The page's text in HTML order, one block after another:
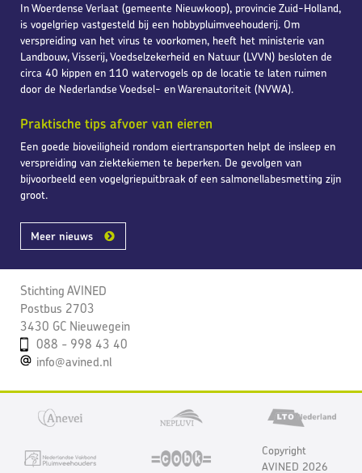
In Woerdense Verlaat (gemeente Nieuwkoop), provincie Zuid-Holland,
is vogelgriep vastgesteld bij een hobbypluimveehouderij. Om
verspreiding van het virus te voorkomen, heeft het ministerie van
Landbouw, Visserij, Voedselzekerheid en Natuur (LVVN) besloten de
circa 40 kippen en 110 watervogels op de locatie te laten ruimen
door de Nederlandse Voedsel- en Warenautoriteit (NVWA).
Praktische tips afvoer van eieren
Een goede bioveiligheid rondom eiertransporten helpt de insleep en
verspreiding van ziektekiemen te beperken. De gevolgen van
bijvoorbeeld een vogelgriepuitbraak of een salmonellabesmetting zijn
groot.
Meer nieuws
Stichting AVINED
Postbus 2703
3430 GC Nieuwegein
088 - 998 43 40
info@avined.nl
Copyright
AVINED 2026